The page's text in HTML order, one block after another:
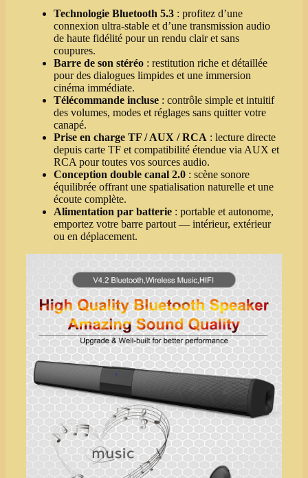
Technologie Bluetooth 5.3 : profitez d’une
connexion ultra‑stable et d’une transmission audio
de haute fidélité pour un rendu clair et sans
coupures.
Barre de son stéréo : restitution riche et détaillée
pour des dialogues limpides et une immersion
cinéma immédiate.
Télécommande incluse : contrôle simple et intuitif
des volumes, modes et réglages sans quitter votre
canapé.
Prise en charge TF / AUX / RCA : lecture directe
depuis carte TF et compatibilité étendue via AUX et
RCA pour toutes vos sources audio.
Conception double canal 2.0 : scène sonore
équilibrée offrant une spatialisation naturelle et une
écoute complète.
Alimentation par batterie : portable et autonome,
emportez votre barre partout — intérieur, extérieur
ou en déplacement.